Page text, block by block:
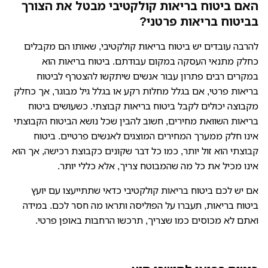
האם ביטוח בריאות קולקטיבי מבטל את הצורך
בביטוח בריאות פרטני?
להרבה עובדים יש ביטוח בריאות קולקטיבי, שאותו הם מקבלים
כחלק מתנאי העסקה במקום עבודתם. ביטוח בריאות הוא
במקרים רבים פתרון עבור אנשים שיתקשו להצטרף לביטוח
בריאות פרטי, אם בגלל מחלות רקע או בגלל גיל מבוגר, אך כחלק
מקבוצה יכולים לקבל ביטוח בריאות קבוצתי. כשעושים ביטוח
בריאות השוואת מחירים, חשוב להבין שכל נושא הביטוח הקבוצתי
אינו חלק ממערך המחירים המוצגים לאנשים פרטיים. ביטוח
קבוצתי הוא זול יותר, כמו כל דבר שקונים כקבוצת רכישה, אך הוא
אינו מכיל את כל מה שהמבוטח צריך, אלא כללי יותר.
אם יש לכם ביטוח בריאות קולקטיבי כדאי שתתייעצו עם יועץ
ביטוח בריאות, תעברו על הפוליסה ותראו מה חסר לכם. במידה
ואתם לא מכוסים כמו שצריך, תרכשו הרחבות באופן פרטי.